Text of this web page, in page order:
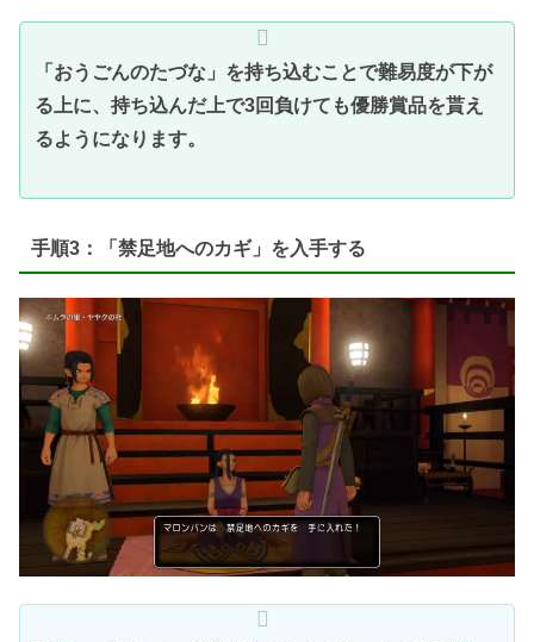
「おうごんのたづな」を持ち込むことで難易度が下が
る上に、持ち込んだ上で3回負けても優勝賞品を貰え
るようになります。
手順3：「禁足地へのカギ」を入手する